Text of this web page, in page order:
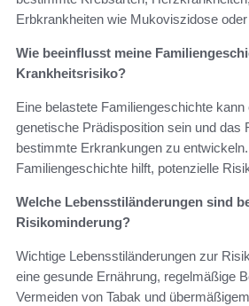
Erbkrankheiten wie Mukoviszidose
Wie beeinflusst meine
Krankheitsrisiko?
Eine belastete Familiengeschichte
genetische Prädisposition sein und das
bestimmte Erkrankungen zu
Familiengeschichte hilft, potenzielle
Welche Lebensstiländerungen sind
Risikominderung?
Wichtige Lebensstiländerungen zur
eine gesunde Ernährung, regelmäßige
Vermeiden von Tabak und